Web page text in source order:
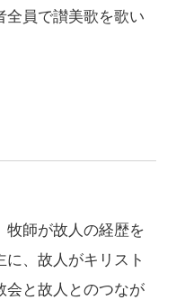
全員で讃美歌を歌い
牧師が故人の経歴を
、故人がキリスト
会と故人とのつなが